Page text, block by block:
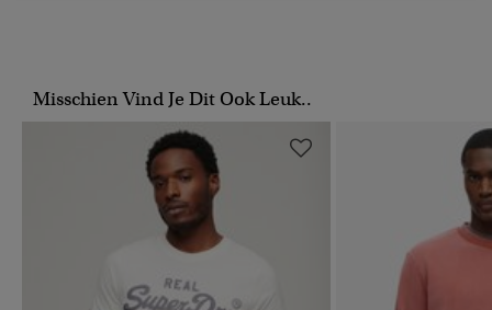
Misschien Vind Je Dit Ook Leuk..